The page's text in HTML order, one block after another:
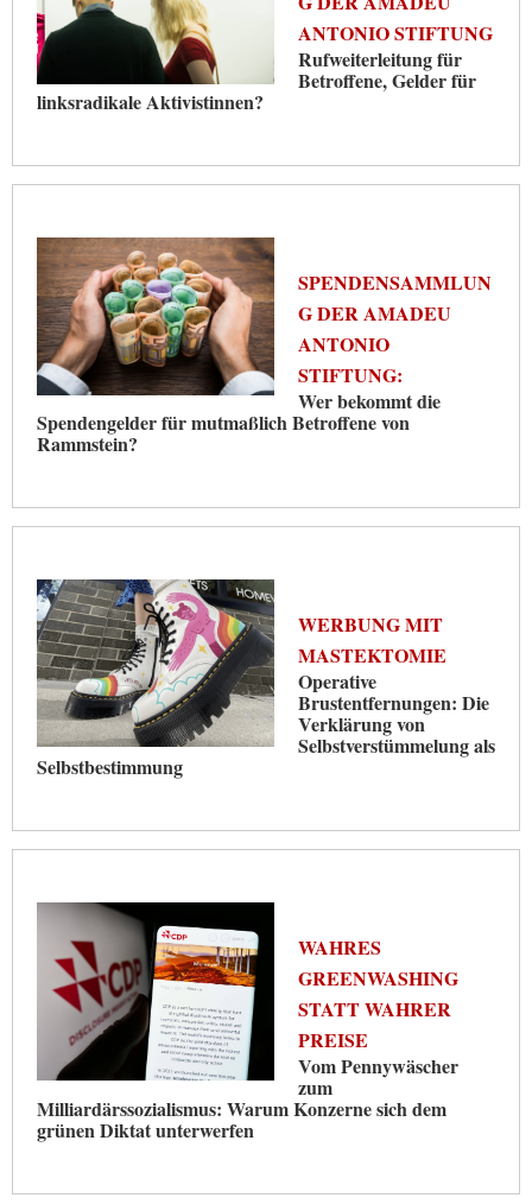
ANTONIO STIFTUNG
Rufweiterleitung für
Betroffene, Gelder für
linksradikale Aktivistinnen?
SPENDENSAMMLUN
G DER AMADEU
ANTONIO
STIFTUNG:
Wer bekommt die
Spendengelder für mutmaßlich Betroffene von
Rammstein?
WERBUNG MIT
MASTEKTOMIE
Operative
Brustentfernungen: Die
Verklärung von
Selbstverstümmelung als
Selbstbestimmung
WAHRES
GREENWASHING
STATT WAHRER
PREISE
Vom Pennywäscher
zum
Milliardärssozialismus: Warum Konzerne sich dem
grünen Diktat unterwerfen